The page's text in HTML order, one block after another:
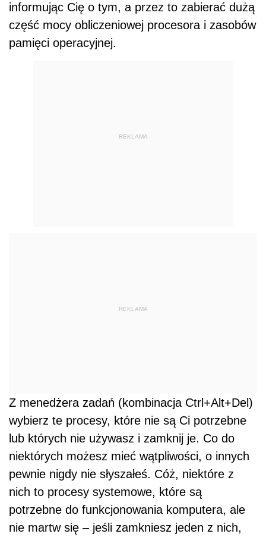
informując Cię o tym, a przez to zabierać dużą
część mocy obliczeniowej procesora i zasobów
pamięci operacyjnej.
REKLAMA
REKLAMA
Z menedżera zadań (kombinacja Ctrl+Alt+Del)
wybierz te procesy, które nie są Ci potrzebne
lub których nie używasz i zamknij je. Co do
niektórych możesz mieć wątpliwości, o innych
pewnie nigdy nie słyszałeś. Cóż, niektóre z
nich to procesy systemowe, które są
potrzebne do funkcjonowania komputera, ale
nie martw się – jeśli zamkniesz jeden z nich,